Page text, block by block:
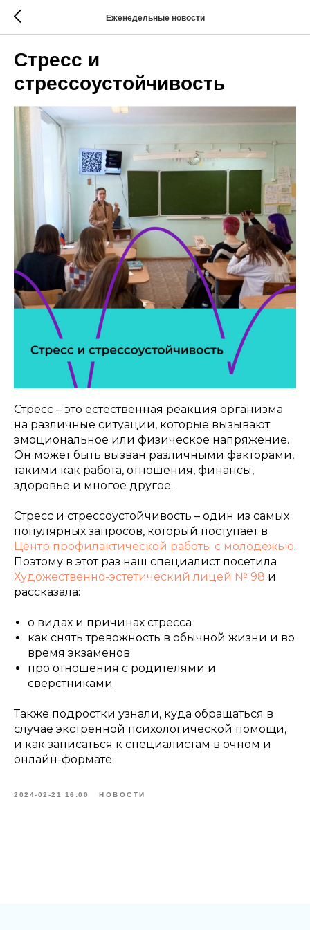
Еженедельные новости
Стресс и
стрессоустойчивость
Стресс – это естественная реакция организма
на различные ситуации, которые вызывают
эмоциональное или физическое напряжение.
Он может быть вызван различными факторами,
такими как работа, отношения, финансы,
здоровье и многое другое.
Стресс и стрессоустойчивость – один из самых
популярных запросов, который поступает в
Центр профилактической работы с молодежью.
Поэтому в этот раз наш специалист посетила
Художественно-эстетический лицей № 98 и
рассказала:
о видах и причинах стресса
как снять тревожность в обычной жизни и во
время экзаменов
про отношения с родителями и
сверстниками
Также подростки узнали, куда обращаться в
случае экстренной психологической помощи,
и как записаться к специалистам в очном и
онлайн-формате.
2024-02-21 16:00 НОВОСТИ